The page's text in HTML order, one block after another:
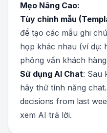
Mẹo Nâng Cao:
Tùy chỉnh mẫu
để tạo các mẫu ghi
họp khác nhau (ví dụ:
phỏng vấn khách
Sử dụng AI Chat: Sau
hãy thử tính năng
decisions from last
xem AI trả lời.